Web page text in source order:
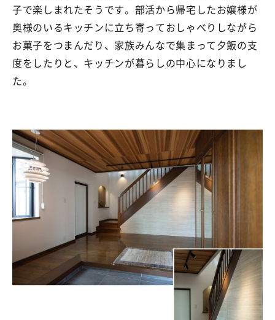
子で楽しまれたそうです。部活から帰宅したお嬢様が
奥様のいるキッチンに立ち寄っておしゃべりしながら
お菓子をつまんだり、家族みんなで集まって夕飯の支
度をしたりと、キッチンが暮らしの中心になりまし
た。